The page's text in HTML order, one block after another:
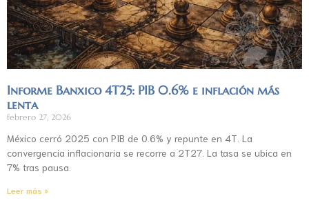
Informe Banxico 4T25: PIB 0.6% e inflación más
lenta
febrero 27, 2026
México cerró 2025 con PIB de 0.6% y repunte en 4T. La
convergencia inflacionaria se recorre a 2T27. La tasa se ubica en
7% tras pausa.
Leer más »